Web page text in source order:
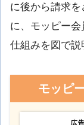
に後から請求
に、モッピー
仕組みを図で説
モッピ